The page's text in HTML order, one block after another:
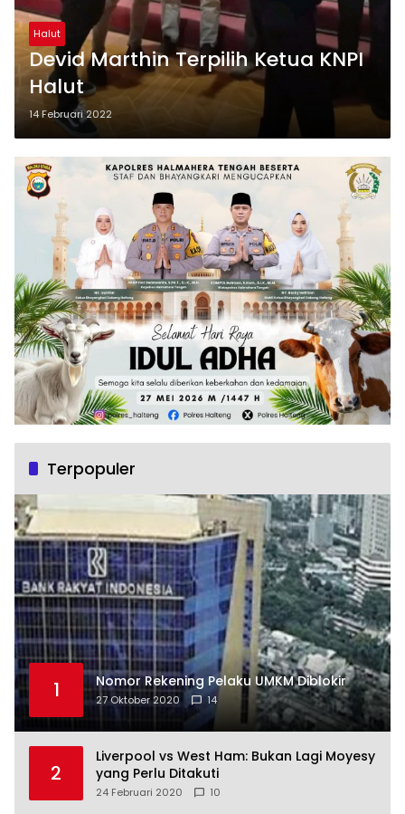
Halut
Devid Marthin Terpilih Ketua KNPI
Halut
14 Februari 2022
Terpopuler
1 Nomor Rekening Pelaku UMKM Diblokir
27 Oktober 2020 14
2
Liverpool vs West Ham: Bukan Lagi Moyesy
yang Perlu Ditakuti
24 Februari 2020 10